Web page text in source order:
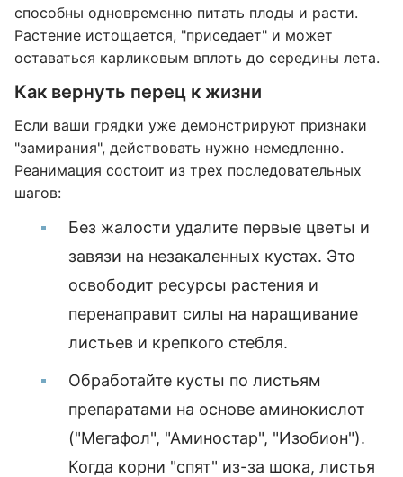
способны одновременно питать плоды и расти.
Растение истощается, "приседает" и может
оставаться карликовым вплоть до середины лета.
Как вернуть перец к жизни
Если ваши грядки уже демонстрируют признаки
"замирания", действовать нужно немедленно.
Реанимация состоит из трех последовательных
шагов:
Без жалости удалите первые цветы и
завязи на незакаленных кустах. Это
освободит ресурсы растения и
перенаправит силы на наращивание
листьев и крепкого стебля.
Обработайте кусты по листьям
препаратами на основе аминокислот
("Мегафол", "Аминостар", "Изобион").
Когда корни "спят" из-за шока, листья